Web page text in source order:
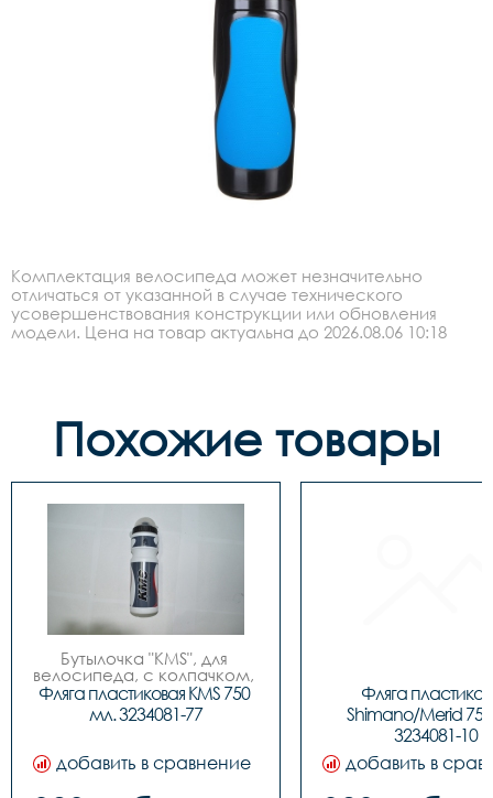
Комплектация велосипеда может незначительно
отличаться от указанной в случае технического
усовершенствования конструкции или обновления
модели. Цена на товар актуальна до 2026.08.06 10:18
Похожие товары
Бутылочка "KMS", для
велосипеда, с колпачком,
пластиковая, 750мл, 3
цвета (бело/синие, бело/
красные, бело/зеленые),
Фляга пластиковая KMS 750
мл. 3234081-77
добавить в сравнение
Фляга
Shimano/Merid
3234081-10
добавить в